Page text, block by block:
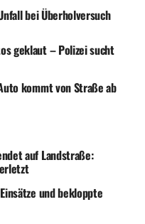
bei Überholversuch
geklaut – Polizei sucht
kommt von Straße ab
auf Landstraße:
und bekloppte